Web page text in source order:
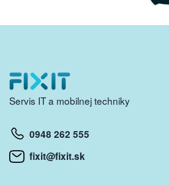
Servis IT a mobilnej techniky
0948 262 555
fixit@fixit.sk